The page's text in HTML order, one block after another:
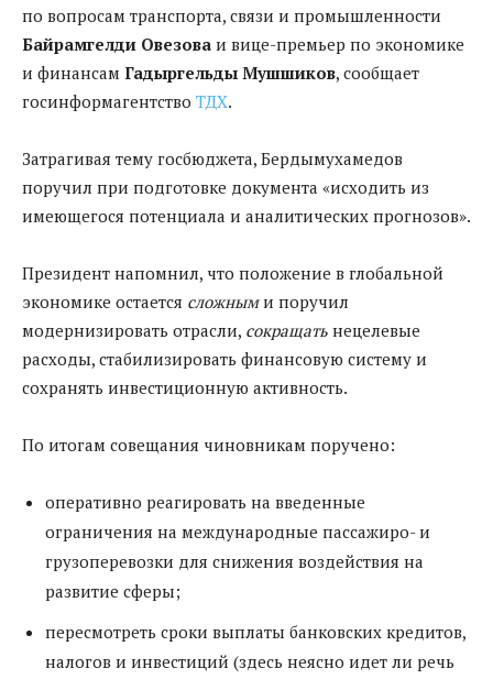
по вопросам транспорта, связи и промышленности
Байрамгелди Овезова и вице-премьер по экономике
и финансам Гадыргельды Мушшиков, сообщает
госинформагентство ТДХ.
Затрагивая тему госбюджета, Бердымухамедов
поручил при подготовке документа «исходить из
имеющегося потенциала и аналитических прогнозов».
Президент напомнил, что положение в глобальной
экономике остается сложными поручил
модернизировать отрасли, сокращать нецелевые
расходы, стабилизировать финансовую систему и
сохранять инвестиционную активность.
По итогам совещания чиновникам поручено:
оперативно реагировать на введенные
ограничения на международные пассажиро- и
грузоперевозки для снижения воздействия на
развитие сферы;
пересмотреть сроки выплаты банковских кредитов,
налогов и инвестиций (здесь неясно идет ли речь